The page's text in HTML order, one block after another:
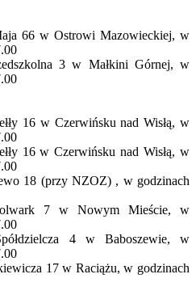
66 w Ostrowi Mazowieckiej, w
3 w Małkini Górnej, w
16 w Czerwińsku nad Wisłą, w
16 w Czerwińsku nad Wisłą, w
18 (przy NZOZ) , w godzinach
7 w Nowym Mieście, w
4 w Baboszewie, w
17 w Raciążu, w godzinach